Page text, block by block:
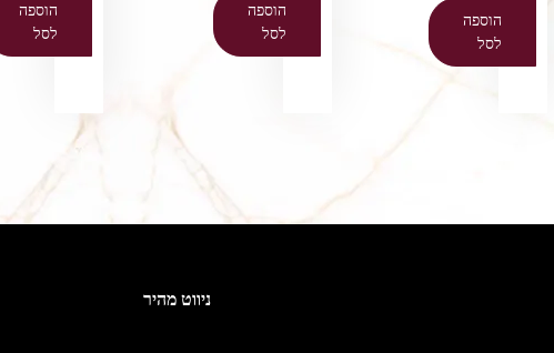
הוספה
לסל
הוספה
לסל
הוספה
לסל
ניווט מהיר